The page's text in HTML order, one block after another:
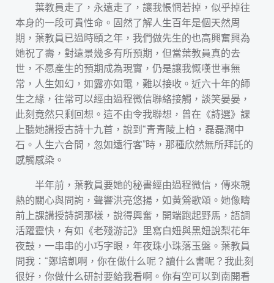
葉教員走了，永遠走了，讓我悵惘若掉，似乎掉往
本身的一段可貴性命。固然了解人生百年是個天然周
期，葉教員已過時頤之年，我們做先生的也高興奮興為
她祝了壽，對遠景幾多有所預期，但當葉教員真的去
世，不愿產生的預期成為現實，仍是讓我慨嘆世事無
常，人生如幻，如露亦如電，難以接收。近六十年的師
生之緣，往常可以經由過程微信聯絡接觸，談笑晏晏，
此刻竟然只剩回想。這不由令我聯想，曾在《詩選》課
上聽她講授古詩十九首，說到“青青陵上柏，磊磊澗中
石。人生六合間，忽如遠行客”時，那種欣然無所拜託的
感觸感染。
半年前，葉教員要她的秘書經由過程微信，傳來親
熱的關心與問詢，聲響洪亮悠揚，如黃鶯歌頌。她像疇
前上課講授詩詞那樣，說得興奮，開端跑起野馬，語調
活躍靈快，有如《老殘游記》里寫白妞與黑妞說梨花年
夜鼓，一串串的小巧字眼，年夜珠小珠落玉盤。葉教員
問我：“鄭培凱啊，你在做什么呢？讀什么書呢？我此刻
很好，你做什么研討要給我看啊。你有空可以到南開看